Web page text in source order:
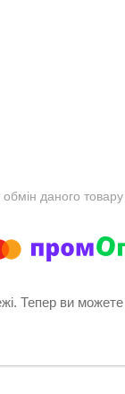
даного товару
Тепер ви